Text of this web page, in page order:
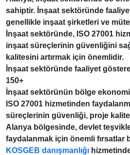
sahiptir. İnşaat sektöründe
genellikle inşaat şirketleri ve
İnşaat sektöründe, ISO 27001
inşaat süreçlerinin güvenliğini
kalitesini artırmak için önemlidir.
İnşaat sektöründe faaliyet
150+
İnşaat sektörünün bölge
ISO 27001 hizmetinden
süreçlerinin güvenliği, proje
Alanya bölgesinde, devlet
faydalanmak için önemli fırsatlar
KOSGEB danışmanlığı